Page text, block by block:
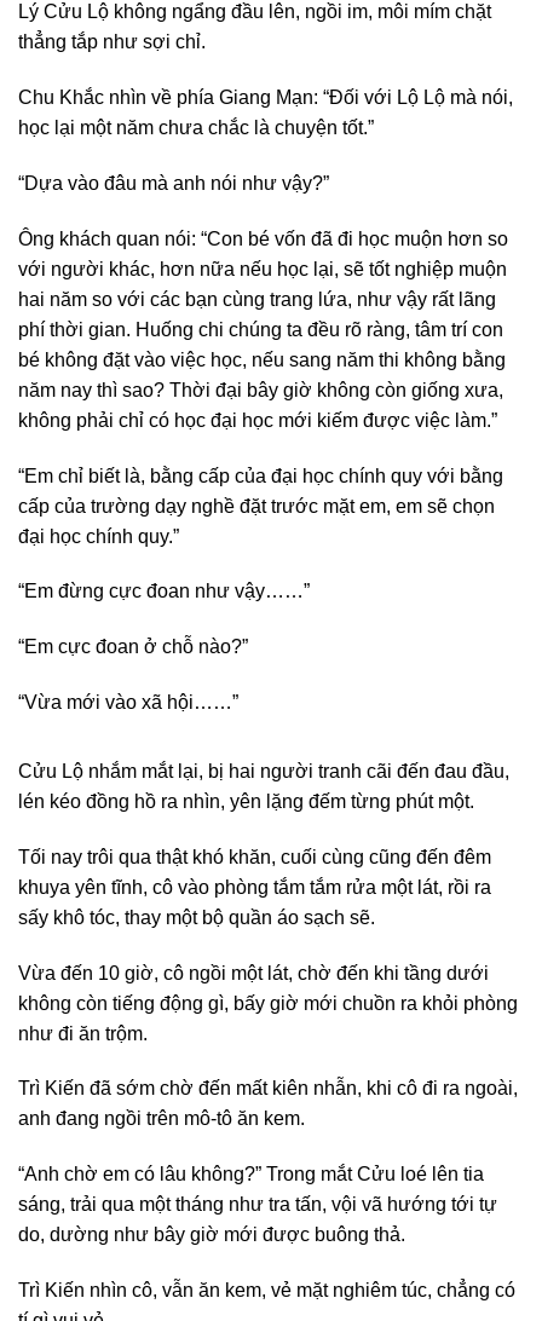
Lý Cửu Lộ không ngẩng đầu lên, ngồi im, môi mím chặt
thẳng tắp như sợi chỉ.
Chu Khắc nhìn về phía Giang Mạn: “Đối với Lộ Lộ mà nói,
học lại một năm chưa chắc là chuyện tốt.”
“Dựa vào đâu mà anh nói như vậy?”
Ông khách quan nói: “Con bé vốn đã đi học muộn hơn so
với người khác, hơn nữa nếu học lại, sẽ tốt nghiệp muộn
hai năm so với các bạn cùng trang lứa, như vậy rất lãng
phí thời gian. Huống chi chúng ta đều rõ ràng, tâm trí con
bé không đặt vào việc học, nếu sang năm thi không bằng
năm nay thì sao? Thời đại bây giờ không còn giống xưa,
không phải chỉ có học đại học mới kiếm được việc làm.”
“Em chỉ biết là, bằng cấp của đại học chính quy với bằng
cấp của trường dạy nghề đặt trước mặt em, em sẽ chọn
đại học chính quy.”
“Em đừng cực đoan như vậy……”
“Em cực đoan ở chỗ nào?”
“Vừa mới vào xã hội……”
Cửu Lộ nhắm mắt lại, bị hai người tranh cãi đến đau đầu,
lén kéo đồng hồ ra nhìn, yên lặng đếm từng phút một.
Tối nay trôi qua thật khó khăn, cuối cùng cũng đến đêm
khuya yên tĩnh, cô vào phòng tắm tắm rửa một lát, rồi ra
sấy khô tóc, thay một bộ quần áo sạch sẽ.
Vừa đến 10 giờ, cô ngồi một lát, chờ đến khi tầng dưới
không còn tiếng động gì, bấy giờ mới chuồn ra khỏi phòng
như đi ăn trộm.
Trì Kiến đã sớm chờ đến mất kiên nhẫn, khi cô đi ra ngoài,
anh đang ngồi trên mô-tô ăn kem.
“Anh chờ em có lâu không?” Trong mắt Cửu loé lên tia
sáng, trải qua một tháng như tra tấn, vội vã hướng tới tự
do, dường như bây giờ mới được buông thả.
Trì Kiến nhìn cô, vẫn ăn kem, vẻ mặt nghiêm túc, chẳng có